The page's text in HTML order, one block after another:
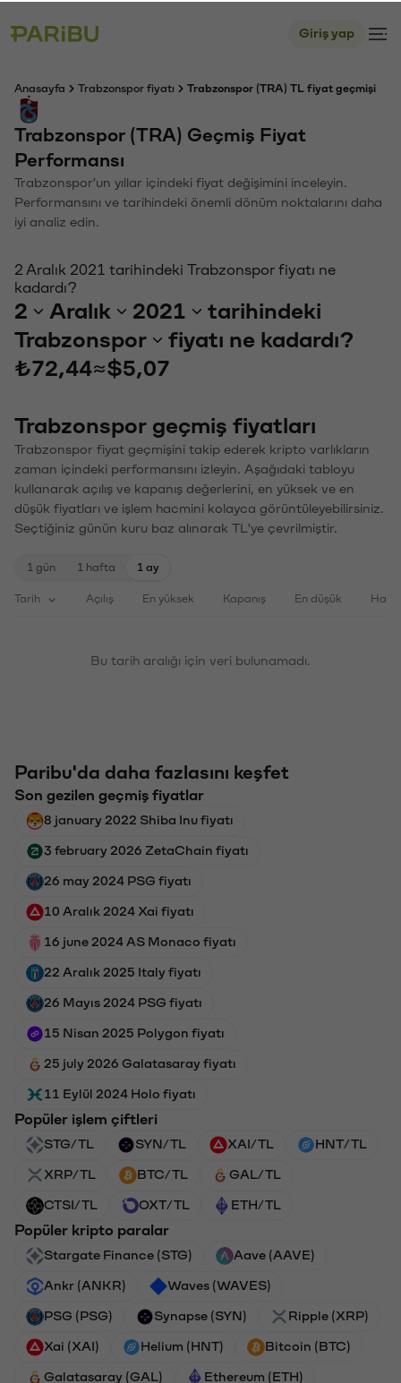
Giriş yap
Anasayfa Trabzonspor fiyatı Trabzonspor (TRA) TL fiyat geçmişi
Trabzonspor (TRA) Geçmiş Fiyat
Performansı
Trabzonspor'un yıllar içindeki fiyat değişimini inceleyin.
Performansını ve tarihindeki önemli dönüm noktalarını daha
iyi analiz edin.
2 Aralık 2021 tarihindeki Trabzonspor fiyatı ne
kadardı?
2 Aralık 2021
tarihindeki
Trabzonspor
fiyatı ne kadardı?
₺72,44≈$5,07
Trabzonspor geçmiş fiyatları
Trabzonspor fiyat geçmişini takip ederek kripto varlıkların
zaman içindeki performansını izleyin. Aşağıdaki tabloyu
kullanarak açılış ve kapanış değerlerini, en yüksek ve en
düşük fiyatları ve işlem hacmini kolayca görüntüleyebilirsiniz.
Seçtiğiniz günün kuru baz alınarak TL'ye çevrilmiştir.
1 gün 1 hafta 1 ay
Tarih Açılış En yüksek Kapanış En düşük
Bu tarih aralığı için veri bulunamadı.
Paribu'da daha fazlasını keşfet
Son gezilen geçmiş fiyatlar
8 january 2022 Shiba Inu fiyatı
3 february 2026 ZetaChain fiyatı
26 may 2024 PSG fiyatı
10 Aralık 2024 Xai fiyatı
16 june 2024 AS Monaco fiyatı
22 Aralık 2025 Italy fiyatı
26 Mayıs 2024 PSG fiyatı
15 Nisan 2025 Polygon fiyatı
25 july 2026 Galatasaray fiyatı
11 Eylül 2024 Holo fiyatı
Popüler işlem çiftleri
STG/TL SYN/TL XAI/TL HNT/TL
XRP/TL BTC/TL GAL/TL
CTSI/TL OXT/TL ETH/TL
Popüler kripto paralar
Stargate Finance (STG) Aave (AAVE)
Ankr (ANKR) Waves (WAVES)
PSG (PSG) Synapse (SYN) Ripple (XRP)
Xai (XAI) Helium (HNT) Bitcoin (BTC)
Galatasaray (GAL) Ethereum (ETH)